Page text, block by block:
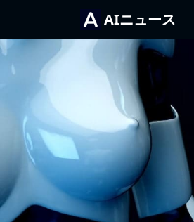
AIニュース